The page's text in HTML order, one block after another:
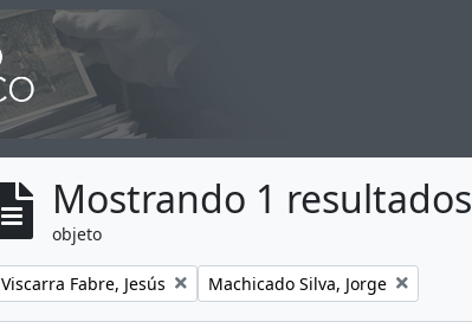
Mostrando 1 resultados
objeto
Remove filter:
Viscarra Fabre, Jesús Remove filter:
Machicado Silva, Jorge